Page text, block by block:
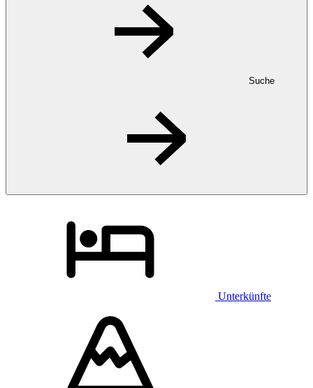
Suche
Unterkünfte